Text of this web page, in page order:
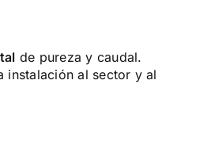
de pureza y caudal.
instalación al sector y al